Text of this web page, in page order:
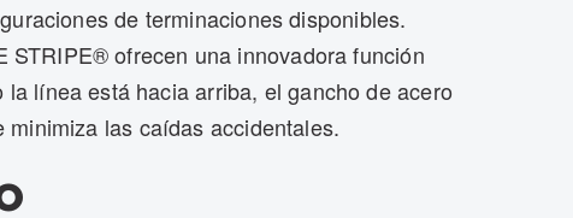
de terminaciones disponibles.
STRIPE® ofrecen una innovadora función
línea está hacia arriba, el gancho de acero
las caídas accidentales.